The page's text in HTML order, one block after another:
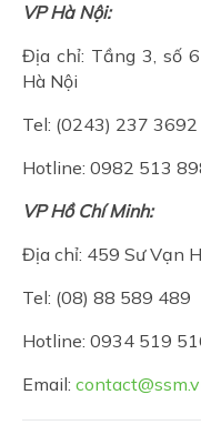
VP Hà Nội:
Địa chỉ: Tầng 3, số 6
Hà Nội
Tel: (0243) 237 3692
Hotline: 0982 513
VP Hồ Chí Minh:
Địa chỉ: 459 Sư Vạn
Tel: (08) 88 589 489
Hotline: 0934 519
Email: